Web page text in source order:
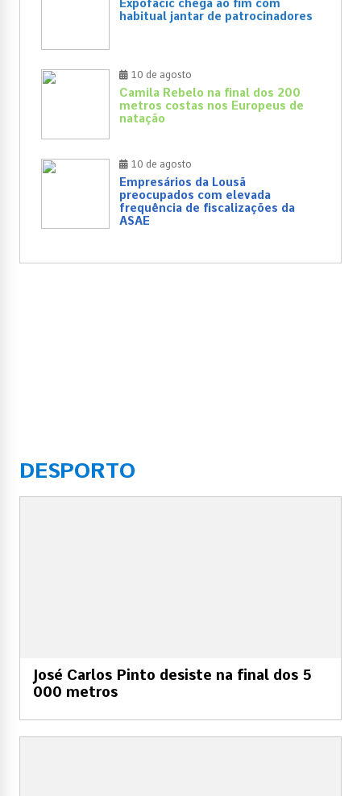
Expofacic chega ao fim com
habitual jantar de patrocinadores
10 de agosto
Camila Rebelo na final dos 200
metros costas nos Europeus de
natação
10 de agosto
Empresários da Lousã
preocupados com elevada
frequência de fiscalizações da
ASAE
DESPORTO
José Carlos Pinto desiste na final dos 5
000 metros